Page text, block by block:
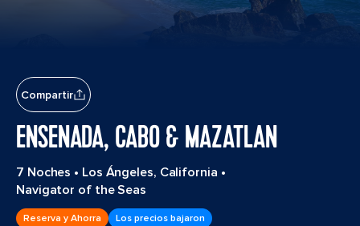
Compartir
ENSENADA, CABO & MAZATLAN
7 Noches • Los Ángeles, California •
Navigator of the Seas
Reserva y Ahorra Los precios bajaron